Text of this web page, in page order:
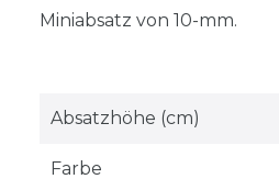
Miniabsatz von 10-mm.
Absatzhöhe (cm)
Farbe